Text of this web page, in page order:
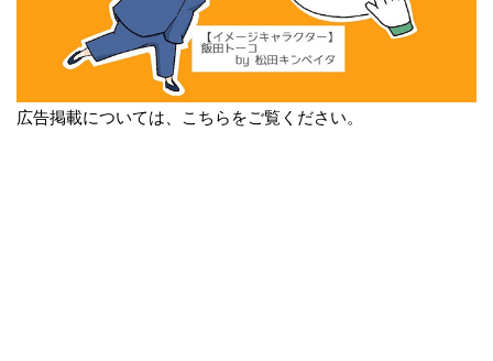
広告掲載については、こちらをご覧ください。